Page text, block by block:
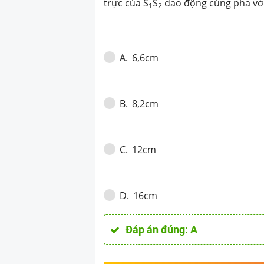
trực của S1S2 dao động cùng pha
A. 6,6cm
B. 8,2cm
C. 12cm
D. 16cm
Đáp án đúng:A